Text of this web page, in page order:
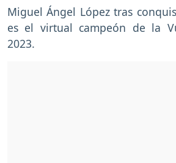
Miguel Ángel López tras
es el virtual campeón de la
2023.